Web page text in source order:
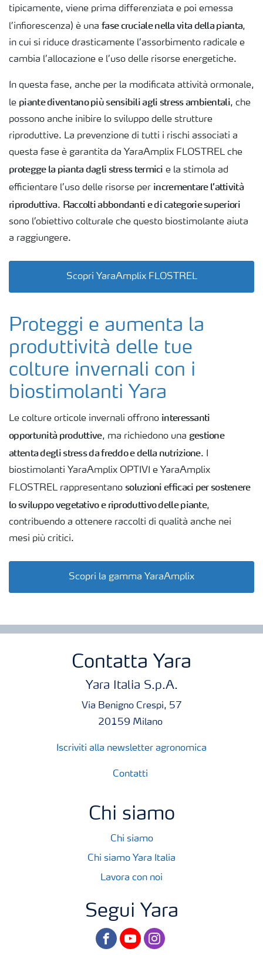
tipicamente, viene prima differenziata e poi emessa
l’infiorescenza) è una fase cruciale nella vita della pianta,
in cui si riduce drasticamente l’assorbimento radicale e
cambia l’allocazione e l’uso delle risorse energetiche.
In questa fase, anche per la modificata attività ormonale,
le piante diventano più sensibili agli stress ambientali, che
possono anche inibire lo sviluppo delle strutture
riproduttive. La prevenzione di tutti i rischi associati a
questa fase è garantita da YaraAmplix FLOSTREL che
protegge la pianta dagli stress termici e la stimola ad
efficientare l’uso delle risorse per incrementare l’attività
riproduttiva. Raccolti abbondanti e di categorie superiori
sono l’obiettivo colturale che questo biostimolante aiuta
a raggiungere.
Scopri YaraAmplix FLOSTREL
Proteggi e aumenta la
produttività delle tue
colture invernali con i
biostimolanti Yara
Le colture orticole invernali offrono interessanti
opportunità produttive, ma richiedono una gestione
attenta degli stress da freddo e della nutrizione. I
biostimolanti YaraAmplix OPTIVI e YaraAmplix
FLOSTREL rappresentano soluzioni efficaci per sostenere
lo sviluppo vegetativo e riproduttivo delle piante,
contribuendo a ottenere raccolti di qualità anche nei
mesi più critici.
Scopri la gamma YaraAmplix
Contatta Yara
Yara Italia S.p.A.
Via Benigno Crespi, 57
20159 Milano
Iscriviti alla newsletter agronomica
Contatti
Chi siamo
Chi siamo
Chi siamo Yara Italia
Lavora con noi
Segui Yara
facebookyoutubeinstagram